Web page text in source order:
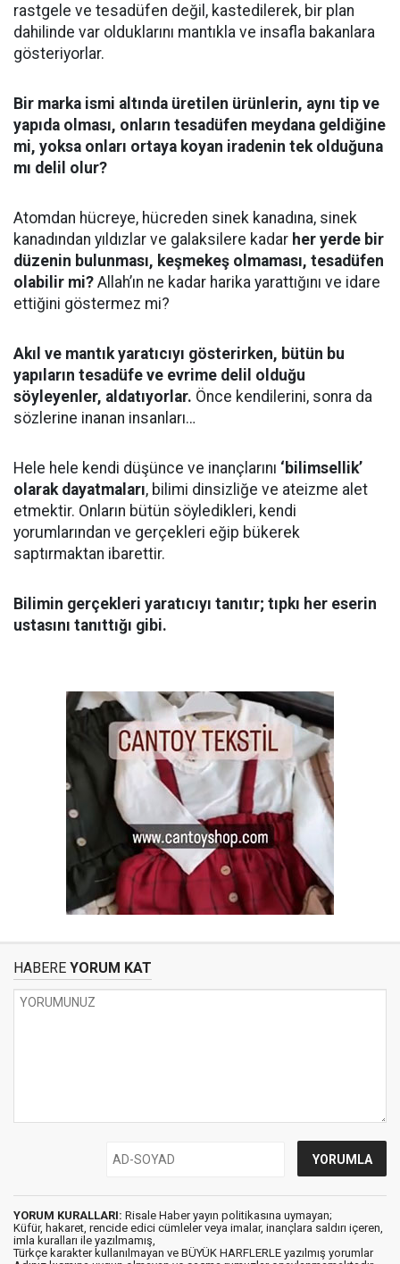
rastgele ve tesadüfen değil, kastedilerek, bir plan
dahilinde var olduklarını mantıkla ve insafla bakanlara
gösteriyorlar.
Bir marka ismi altında üretilen ürünlerin, aynı tip ve
yapıda olması, onların tesadüfen meydana geldiğine
mi, yoksa onları ortaya koyan iradenin tek olduğuna
mı delil olur?
Atomdan hücreye, hücreden sinek kanadına, sinek
kanadından yıldızlar ve galaksilere kadar her yerde bir
düzenin bulunması, keşmekeş olmaması, tesadüfen
olabilir mi? Allah’ın ne kadar harika yarattığını ve idare
ettiğini göstermez mi?
Akıl ve mantık yaratıcıyı gösterirken, bütün bu
yapıların tesadüfe ve evrime delil olduğu
söyleyenler, aldatıyorlar. Önce kendilerini, sonra da
sözlerine inanan insanları…
Hele hele kendi düşünce ve inançlarını ‘bilimsellik’
olarak dayatmaları, bilimi dinsizliğe ve ateizme alet
etmektir. Onların bütün söyledikleri, kendi
yorumlarından ve gerçekleri eğip bükerek
saptırmaktan ibarettir.
Bilimin gerçekleri yaratıcıyı tanıtır; tıpkı her eserin
ustasını tanıttığı gibi.
HABERE YORUM KAT
YORUM KURALLARI: Risale Haber yayın politikasına uymayan;
Küfür, hakaret, rencide edici cümleler veya imalar, inançlara saldırı içeren,
imla kuralları ile yazılmamış,
Türkçe karakter kullanılmayan ve BÜYÜK HARFLERLE yazılmış yorumlar